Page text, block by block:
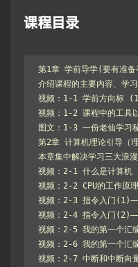
课程目录
第1章 学前导学(要有准
介绍课程的主要内容、
视频：1-1 学前方向标
视频：1-2 课程中的工
图文：1-3 一份老仙学习
第2章 计算机理论引导
本章集中解决学习三大浪
视频：2-1 什么是计算
视频：2-2 CPU的工作原
视频：2-3 指令入门
视频：2-4 指令入门
视频：2-5 我的第一个汇
视频：2-6 我的第一个
视频：2-7 中断和中断